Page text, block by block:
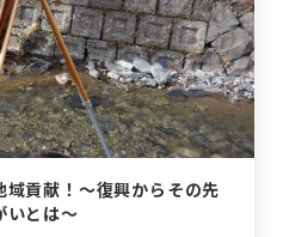
貢献！～復興からその先
いとは～